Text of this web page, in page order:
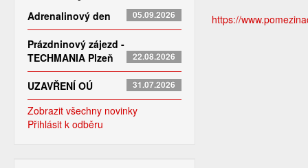
Adrenalinový den 05.09.2026
Prázdninový zájezd -
TECHMANIA Plzeň
22.08.2026
UZAVŘENÍ OÚ 31.07.2026
Zobrazit všechny novinky
Přihlásit k odběru
https://